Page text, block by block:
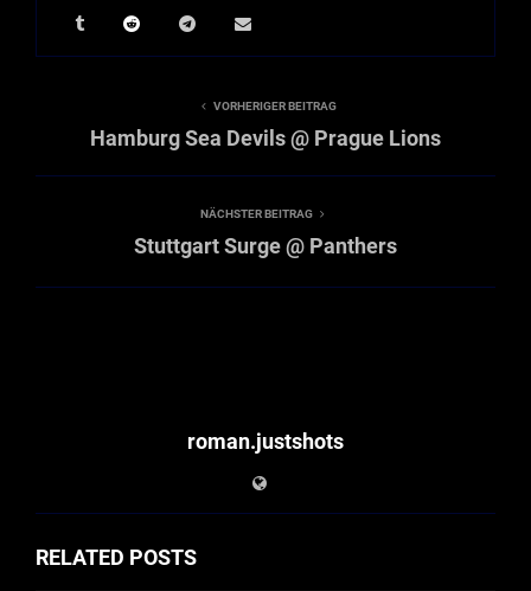
VORHERIGER BEITRAG
Hamburg Sea Devils @ Prague Lions
NÄCHSTER BEITRAG
Stuttgart Surge @ Panthers
roman.justshots
RELATED POSTS